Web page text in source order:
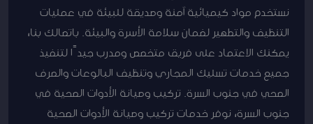
نستخدم مواد كيميائية آمنة وصديقة للبيئة في عمليات
التنظيف والتطهير لضمان سلامة الأسرة والبيئة. باتصالك بنا،
يمكنك الاعتماد على فريق متخصص ومدرب جيدًا لتنفيذ
جميع خدمات تسليك المجاري وتنظيف البالوعات والصرف
الصحي في جنوب السرة. تركيب وصيانة الأدوات الصحية في
جنوب السرة، نوفر خدمات تركيب وصيانة الأدوات الصحية